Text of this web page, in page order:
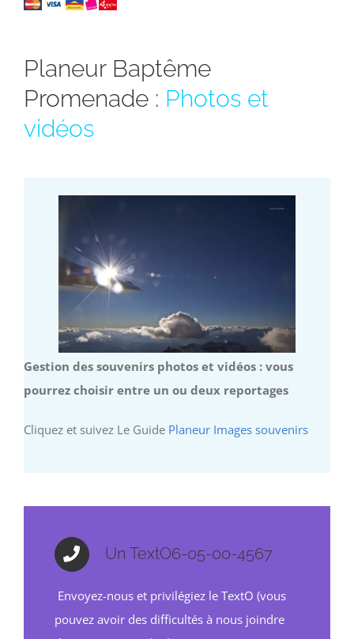
Planeur Baptême
Promenade : Photos et
vidéos
Gestion des souvenirs photos et vidéos : vous
pourrez choisir entre un ou deux reportages
Cliquez et suivez Le Guide Planeur Images souvenirs
Un TextO6-05-00-4567
Envoyez-nous et privilégiez le TextO (vous
pouvez avoir des difficultés à nous joindre